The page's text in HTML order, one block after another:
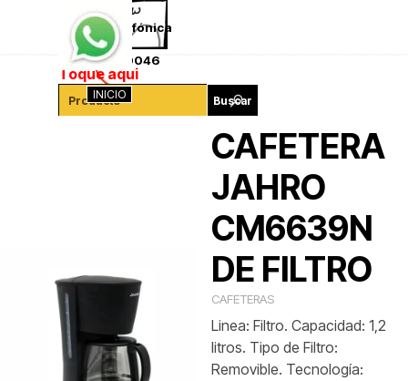
Ventas telefónica
341-4260046
Buscar
Toque aqui
Saltar menú
INICIO
CAFETERA
JAHRO
CM6639N
DE FILTRO
CAFETERAS
Linea: Filtro. Capacidad: 1,2
litros. Tipo de Filtro:
Removible. Tecnología: